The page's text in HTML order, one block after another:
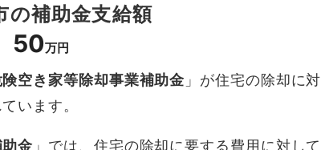
の補助金支給額
50万円
空き家等除却事業補助金 」が住宅の除却に対
います。
金 」では、住宅の除却に要する費用に対して